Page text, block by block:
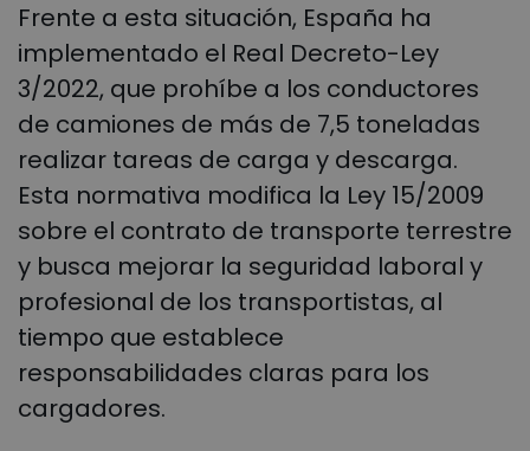
Frente a esta situación, España ha
implementado el Real Decreto-Ley
3/2022, que prohíbe a los conductores
de camiones de más de 7,5 toneladas
realizar tareas de carga y descarga.
Esta normativa modifica la Ley 15/2009
sobre el contrato de transporte terrestre
y busca mejorar la seguridad laboral y
profesional de los transportistas, al
tiempo que establece
responsabilidades claras para los
cargadores.